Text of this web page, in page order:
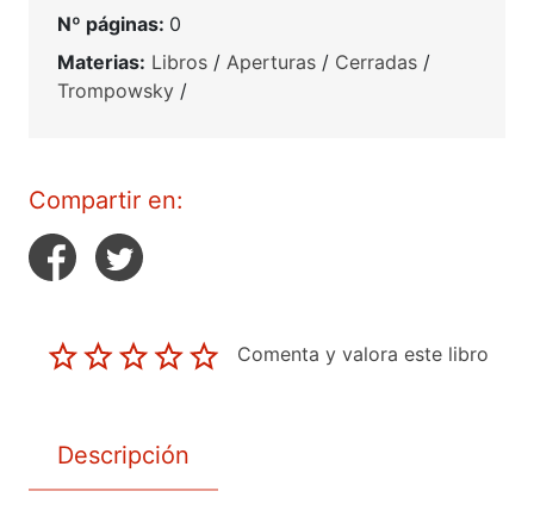
Nº páginas: 0
Materias: Libros / Aperturas / Cerradas /
Trompowsky /
Compartir en:
Comenta y valora este libro
Descripción